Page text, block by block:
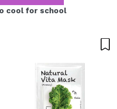
cool for school